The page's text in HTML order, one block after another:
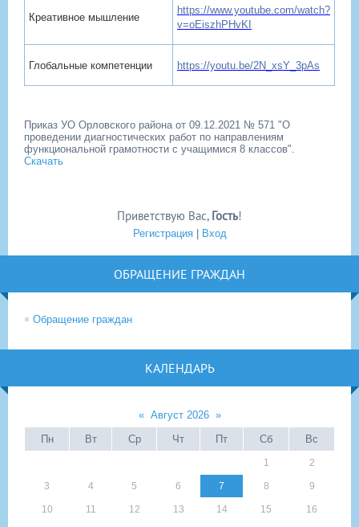
Креативное мышление
https://www.youtube.com/watch?
v=oEiszhPHvKI
Глобальные компетенции https://youtu.be/2N_xsY_3pAs
Приказ УО Орловского района от 09.12.2021 № 571 "О
проведении диагностических работ по направлениям
функциональной грамотности с учащимися 8 классов".
Скачать
Приветствую Вас, Гость!
Регистрация| Вход
ОБРАЩЕНИЕ ГРАЖДАН
Обращение граждан
КАЛЕНДАРЬ
« Август 2026 »
Пн
Вт Ср Чт Пт Сб Вс
1 2
3 4 5 6 7 8 9
10 11 12 13 14 15 16